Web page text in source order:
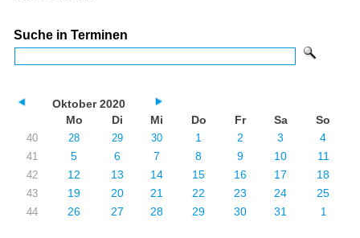
Suche in Terminen
Oktober 2020
Mo
Di Mi Do Fr Sa So
40 28 29 30 1 2 3 4
41 5 6 7 8 9 10 11
42 12 13 14 15 16 17 18
43 19 20 21 22 23 24 25
44 26 27 28 29 30 31 1